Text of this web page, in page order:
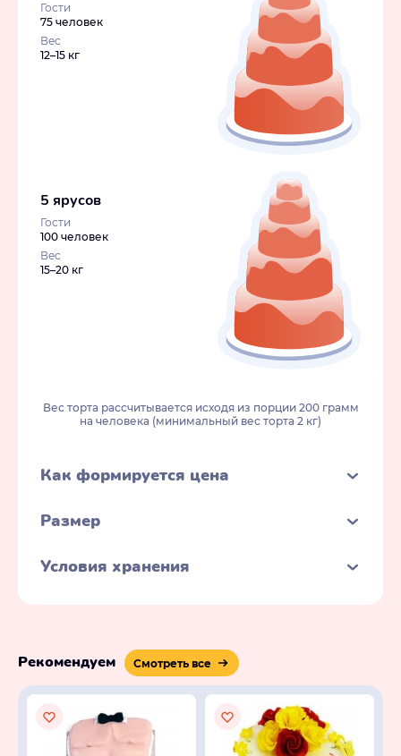
Гости
75 человек
Вес
12–15 кг
5 ярусов
Гости
100 человек
Вес
15–20 кг
Вес торта рассчитывается исходя из порции 200 грамм
на человека (минимальный вес торта 2 кг)
Как формируется цена
Размер
Условия хранения
Рекомендуем Смотреть все